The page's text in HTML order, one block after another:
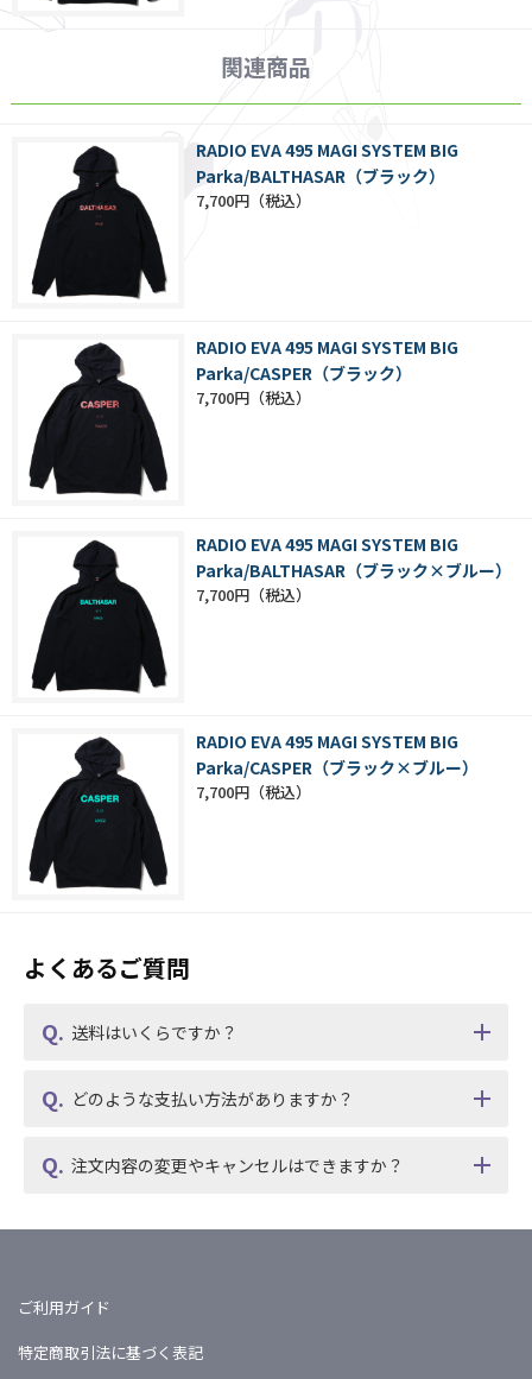
関連商品
RADIO EVA 495 MAGI SYSTEM BIG
Parka/BALTHASAR（ブラック）
7,700円
RADIO EVA 495 MAGI SYSTEM BIG
Parka/CASPER（ブラック）
7,700円
RADIO EVA 495 MAGI SYSTEM BIG
Parka/BALTHASAR（ブラック×ブルー）
7,700円
RADIO EVA 495 MAGI SYSTEM BIG
Parka/CASPER（ブラック×ブルー）
7,700円
よくあるご質問
送料はいくらですか？
どのような支払い方法がありますか？
注文内容の変更やキャンセルはできますか？
ご利用ガイド
特定商取引法に基づく表記